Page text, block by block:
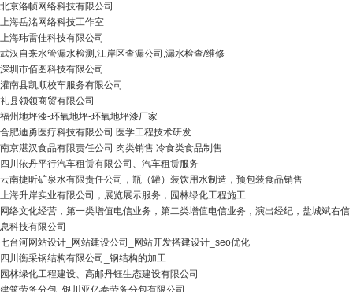
北京洛帧网络科技有限公司
上海岳洺网络科技工作室
上海玮雷佳科技有限公司
武汉自来水管漏水检测,江岸区查漏公司,漏水检查/维修
深圳市佰图科技有限公司
灌南县凯顺校车服务有限公司
礼县领领商贸有限公司
福州地坪漆-环氧地坪-环氧地坪漆厂家
合肥迪勇医疗科技有限公司 医学工程技术研发
南京湛汉食品有限责任公司 肉类销售 冷食类食品制售
四川依丹平行汽车租赁有限公司、汽车租赁服务
云南捷昕矿泉水有限责任公司，瓶（罐）装饮用水制造，预包装食品销售
上海升岸实业有限公司，展览展示服务，园林绿化工程施工
网络文化经营，第一类增值电信业务，第二类增值电信业务，演出经纪，盐城斌右信
息科技有限公司
七台河网站设计_网站建设公司_网站开发搭建设计_seo优化
四川衡采钢结构有限公司_钢结构的加工
园林绿化工程建设、高邮丹钰生态建设有限公司
建筑劳务分包_银川亚亿泰劳务分包有限公司